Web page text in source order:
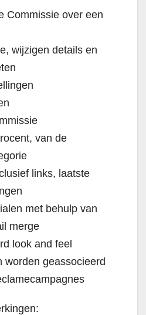
Commissie over een
wijzigen details en
van de
links, laatste
met behulp van
merge
look and feel
worden geassocieerd